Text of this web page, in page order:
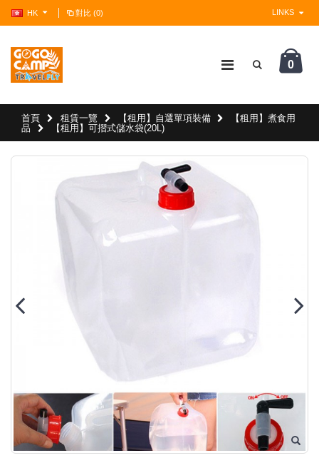
HK 對比 (0) LINKS
0
首頁 租賃一覽 【租用】自選單項裝備
【租用】煮食用
品
【租用】可摺式儲水袋(20L)